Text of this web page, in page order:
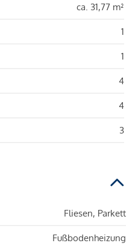
ca. 31,77 m²
1
1
4
4
3
Fliesen, Parkett
Fußbodenheizung